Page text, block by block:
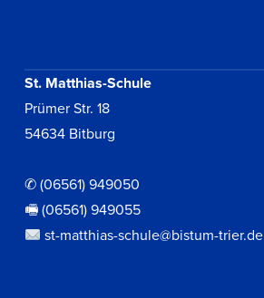
St. Matthias-Schule
Prümer Str. 18
54634 Bitburg
✆ (06561) 949050
🖷 (06561) 949055
st-matthias-schule@bistum-trier.de